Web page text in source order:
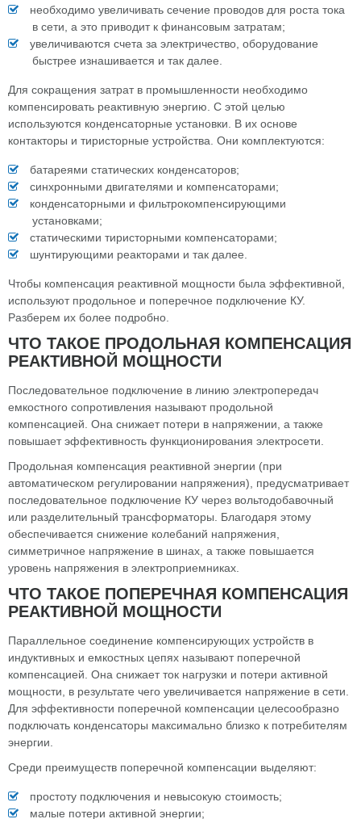
необходимо увеличивать сечение проводов для роста тока
в сети, а это приводит к финансовым затратам;
увеличиваются счета за электричество, оборудование
быстрее изнашивается и так далее.
Для сокращения затрат в промышленности необходимо
компенсировать реактивную энергию. С этой целью
используются конденсаторные установки. В их основе
контакторы и тиристорные устройства. Они комплектуются:
батареями статических конденсаторов;
синхронными двигателями и компенсаторами;
конденсаторными и фильтрокомпенсирующими
установками;
статическими тиристорными компенсаторами;
шунтирующими реакторами и так далее.
Чтобы компенсация реактивной мощности была эффективной,
используют продольное и поперечное подключение КУ.
Разберем их более подробно.
ЧТО ТАКОЕ ПРОДОЛЬНАЯ КОМПЕНСАЦИЯ
РЕАКТИВНОЙ МОЩНОСТИ
Последовательное подключение в линию электропередач
емкостного сопротивления называют продольной
компенсацией. Она снижает потери в напряжении, а также
повышает эффективность функционирования электросети.
Продольная компенсация реактивной энергии (при
автоматическом регулировании напряжения), предусматривает
последовательное подключение КУ через вольтодобавочный
или разделительный трансформаторы. Благодаря этому
обеспечивается снижение колебаний напряжения,
симметричное напряжение в шинах, а также повышается
уровень напряжения в электроприемниках.
ЧТО ТАКОЕ ПОПЕРЕЧНАЯ КОМПЕНСАЦИЯ
РЕАКТИВНОЙ МОЩНОСТИ
Параллельное соединение компенсирующих устройств в
индуктивных и емкостных цепях называют поперечной
компенсацией. Она снижает ток нагрузки и потери активной
мощности, в результате чего увеличивается напряжение в сети.
Для эффективности поперечной компенсации целесообразно
подключать конденсаторы максимально близко к потребителям
энергии.
Среди преимуществ поперечной компенсации выделяют:
простоту подключения и невысокую стоимость;
малые потери активной энергии;